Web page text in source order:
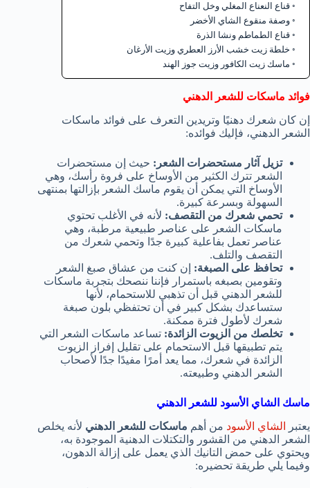
قناع النعناع المغلي وخل التفاح
وصفة منقوع الشاي الأخضر
قناع الطماطم ونشا الذرة
خلطة زيت خشب الأرز العطري وزيت الأرغان
ماسك زيت الكافور وزيت جوز الهند
فوائد ماسكات للشعر الدهني
إن كان شعرك دهنيًا وتريدين التعرف على فوائد ماسكات
الشعر الدهني، فإليك فوائده:
تزيل آثار مستحضرات الشعر: حيث إن مستحضرات
الشعر تترك الكثير من الأوساخ على فروة رأسك، وهي
الأوساخ التي يمكن أن يقوم ماسك الشعر بإزالتها بمنتهى
السهولة وبسرعة كبيرة.
تحمي شعرك من التقصف: لأنه في الأغلب تحتوي
ماسكات الشعر على عناصر طبيعية مرطبة، وهي
عناصر تعمل بفاعلية كبيرة جدًا وتحمي شعرك من
التقصف والتلف.
تحافظ على الصبغة: إن كنت من عشاق صبغ الشعر
وتقومين بصبغه باستمرار فإننا ننصحك بتجربة ماسكات
للشعر الدهني قبل أن تذهبي للاستحمام، لأنها
ستساعدك بشكل كبير في أن تحتفظي بلون صبغة
شعرك لأطول فترة ممكنة.
تخلصك من الزيوت الزائدة: تساعد ماسكات الشعر التي
يتم تطبيقها قبل الاستحمام على تقليل إفراز الزيوت
الزائدة في شعرك، مما يعد أمرًا مفيدًا جدًا لأصحاب
الشعر الدهني وطبيعته.
ماسك الشاي الأسود للشعر الدهني
يعتبر
الشاي الأسود من أهم ماسكات للشعر الدهني لأنه يخلص
الشعر الدهني من القشور والتكتلات الدهنية الموجودة به،
ويحتوي على حمض التانيك الذي يعمل على إزالة الدهون،
وفيما يلي طريقة تحضيره: